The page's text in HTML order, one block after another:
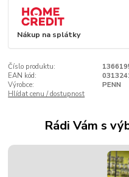
Nákup na splátky
Číslo produktu:
EAN kód:
Výrobce:
PENN
Hlídat cenu / dostupnost
Rádi Vám s